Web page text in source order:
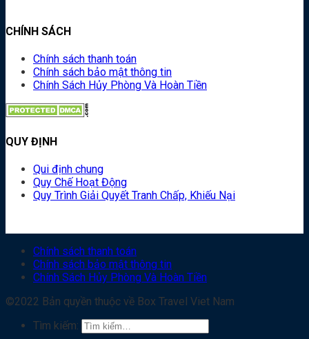
CHÍNH SÁCH
Chính sách thanh toán
Chính sách bảo mật thông tin
Chính Sách Hủy Phòng Và Hoàn Tiền
QUY ĐỊNH
Qui định chung
Quy Chế Hoạt Động
Quy Trình Giải Quyết Tranh Chấp, Khiếu Nại
Chính sách thanh toán
Chính sách bảo mật thông tin
Chính Sách Hủy Phòng Và Hoàn Tiền
©2022 Bản quyền thuộc về Box Travel Viet Nam
Tìm kiếm: